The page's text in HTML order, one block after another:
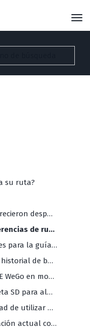
su ruta?
¡Mis colecciones desaparecieron después de la actualización de la aplicación! ¿Qué debo hacer?
¿Cómo aplico las preferencias de ruta (ferries, autopistas, carreteras de peaje, etc.)?
¿Cuáles son mis opciones para la guía de voz (y cuáles son los idiomas disponibles)?
¿Cómo puedo borrar mi historial de búsqueda en la app?
¿Cómo puedo usar HERE WeGo en modo oscuro?
¿Cómo agrego una tarjeta SD para almacenamiento externo?
¿WeGo tiene la posibilidad de utilizar una vista de mapas 2D (con norte arriba)?
No quiero usar mi ubicación actual como punto de partida de mi navegación. ¿Cómo puedo cambiarlo?